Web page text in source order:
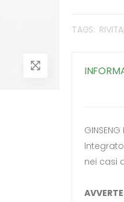
TAGS:
GINSENG
nei casi